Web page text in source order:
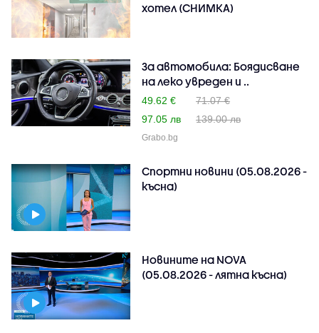
хотел (СНИМКА)
За автомобила: Боядисване
на леко увреден и ..
49.62 €
71.07 €
97.05 лв
139.00 лв
Grabo.bg
Спортни новини (05.08.2026 -
късна)
Новините на NOVA
(05.08.2026 - лятна късна)